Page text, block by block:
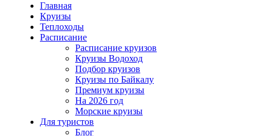
Главная
Круизы
Теплоходы
Расписание
Расписание круизов
Круизы Водоход
Подбор круизов
Круизы по Байкалу
Премиум круизы
На 2026 год
Морские круизы
Для туристов
Блог